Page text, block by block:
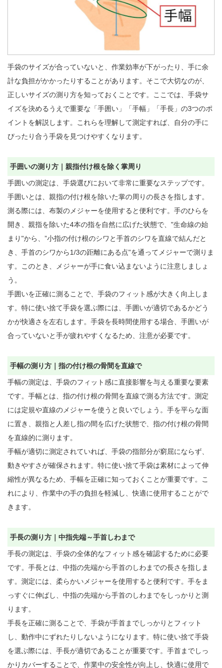
手袋のサイズが合っていないと、作業効率が下がったり、手に余
計な負担がかかったりすることがあります。そこで大切なのが、
正しいサイズの測り方を知っておくことです。ここでは、手袋サ
イズを決めるうえで重要な「手囲い」「手幅」「手長」の3つのポ
イントを解説します。これらを理解して測定すれば、自分の手に
ぴったり合う手袋を見つけやすくなります。
手囲いの測り方｜親指付け根を除く掌周り
手囲いの測定は、手袋選びにおいて非常に重要なステップです。
手囲いとは、親指の付け根を除いた掌の周りの長さを指します。
測る際には、布製のメジャーを使用すると便利です。手のひらを
開き、親指を除いた4本の指を自然に広げた状態で、"生命線の始
まり"から、”小指の付け根のシワと手首のシワを直線で結んだと
き、手首のシワから1/3の距離にある点"を通ってメジャーで測りま
す。このとき、メジャーが手に食い込まないように注意しましょ
う。
手囲いを正確に測ることで、手袋のフィット感が大きく向上しま
す。特に使い捨て手袋を選ぶ際には、手囲いが適切であるかどう
かが快適さを左右します。手袋を長時間使用する場合、手囲いが
合っていないと手が疲れやすくなるため、注意が必要です。
手幅の測り方｜指の付け根の骨間を直線で
手幅の測定は、手袋のフィット感に直接影響を与える重要な要素
です。手幅とは、指の付け根の骨間を直線で測る方法です。測定
には定規や直線のメジャーを使うと良いでしょう。手を平らな面
に置き、親指と人差し指の間を広げた状態で、指の付け根の骨間
を直線的に測ります。
手幅が適切に測定されていれば、手袋の指部分が窮屈にならず、
動きやすさが確保されます。特に使い捨て手袋は素材によって伸
縮性が異なるため、手幅を正確に知っておくことが重要です。こ
れにより、作業中の手の負担を軽減し、快適に使用することがで
きます。
手長の測り方｜中指先端～手首しわまで
手長の測定は、手袋の全体的なフィット感を確認するために必要
です。手長とは、中指の先端から手首のしわまでの長さを指しま
す。測定には、柔らかいメジャーを使用すると便利です。手をま
っすぐに伸ばし、中指の先端から手首のしわまでをしっかりと測
ります。
手長を正確に測ることで、手袋が手首までしっかりとフィット
し、動作中にずれたりしないようになります。特に使い捨て手袋
を選ぶ際には、手長が適切であることが重要です。手首までしっ
かりカバーすることで、作業中の安全性が向上し、快適に使用で